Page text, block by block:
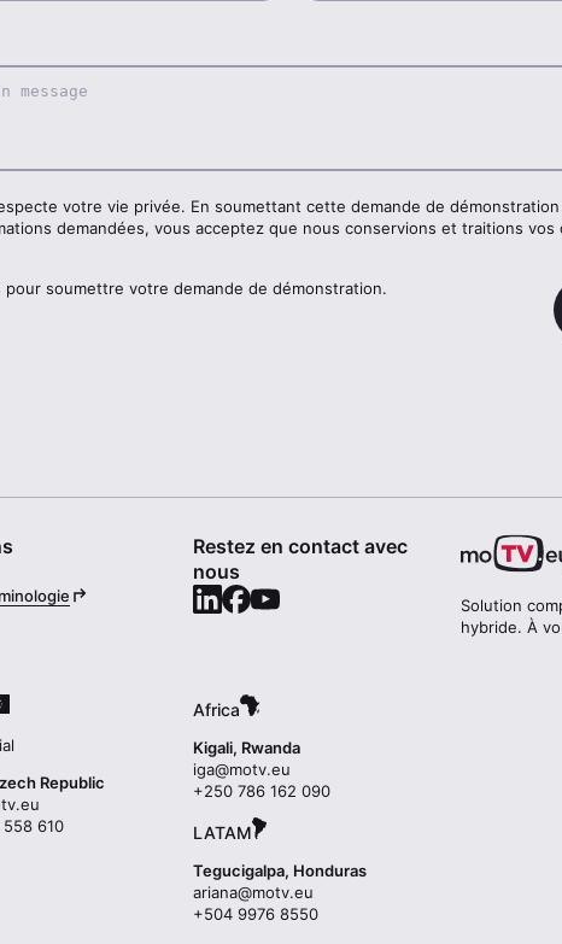
votre vie privée. En soumettant cette demande de
demandées, vous acceptez que nous conservions et traitions vos
pour soumettre votre demande de démonstration.
Restez en contact avec
nous
Solution
hybride. À
Republic
024+
Africa
Kigali, Rwanda
ue.vtom@agi
090 261 687 052+
LATAM
Tegucigalpa, Honduras
ue.vtom@anaira
0558 6799 405+